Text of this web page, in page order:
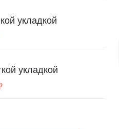
укладкой
укладкой